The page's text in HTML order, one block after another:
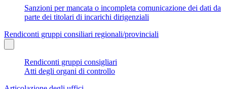
Sanzioni per mancata o incompleta comunicazione dei dati da
parte dei titolari di incarichi dirigenziali
Rendiconti gruppi consiliari regionali/provinciali
Rendiconti gruppi consigliari
Atti degli organi di controllo